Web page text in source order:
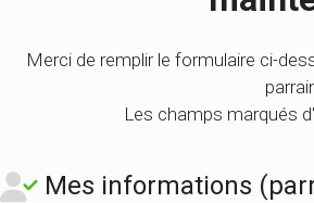
Merci de remplir le formulaire ci-
Les champs marqués
Mes informations